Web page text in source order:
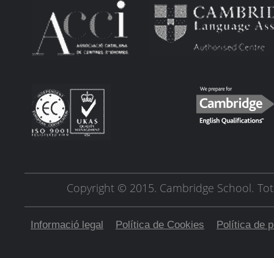
Copyright © 2015. Cambridge School.
Informació legal Política de Cookies Política de